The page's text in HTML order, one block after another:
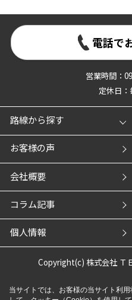
電話で
営業時間：
定休日
路線から探す
お客様の声
会社概要
コラム記事
個人情報
Copyright(c) 株式会社 Ｔ
当サイトでは、お客様の当サイト利